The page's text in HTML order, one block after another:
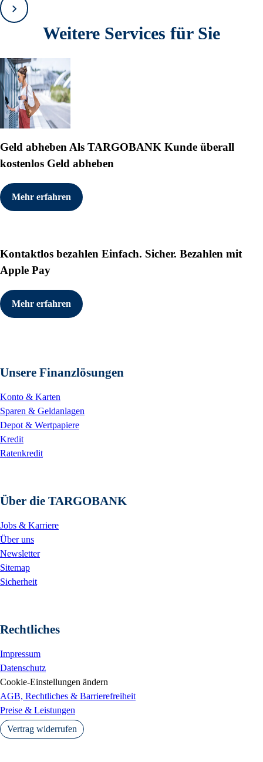
Vorwärts
Weitere Services für Sie
Geld abhebenAls TARGOBANK Kunde überall
kostenlos Geld abheben
Mehr erfahren
Kontaktlos bezahlen Einfach. Sicher. Bezahlen mit
Apple Pay
Mehr erfahren
Unsere Finanzlösungen
Konto & Karten
Sparen & Geldanlagen
Depot & Wertpapiere
Kredit
Ratenkredit
Über die TARGOBANK
Jobs & Karriere
Über uns
Newsletter
Sitemap
Sicherheit
Rechtliches
Impressum
Datenschutz
Cookie-Einstellungen ändern
AGB, Rechtliches & Barrierefreiheit
Preise & Leistungen
Vertrag widerrufen